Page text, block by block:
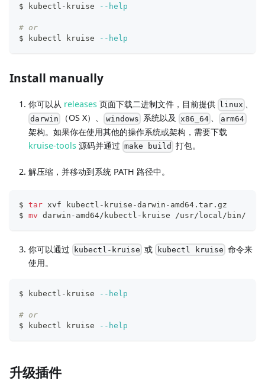
$ kubectl-kruise --help
# or
$ kubectl kruise
--help
Install manually
你可以从 releases 页面下载二进制文件，目前提供 linux
darwin （OS X）、 windows 系统以及 x86_64 、 arm64
架构。如果你在使用其他的操作系统或架构，需要下载
kruise-tools 源码并通过 make build 打包。
解压缩，并移动到系统 PATH 路径中。
$ tar xvf kubectl-kruise-darwin-amd64.tar.gz
$ mv darwin-amd64/kubectl-kruise /usr/local/bin/
你可以通过 kubectl-kruise 或 kubectl kruise 命令来
使用。
$ kubectl-kruise --help
# or
$ kubectl kruise
--help
升级插件